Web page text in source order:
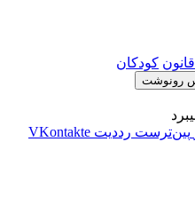
قانون کودکان
رونوشت
‫پین‌ترست ‫رددیت ‫VKontakte